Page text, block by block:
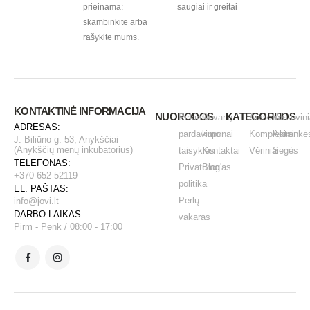
prieinama:
skambinkite arba
rašykite mums.
saugiai ir greitai
KONTAKTINĖ INFORMACIJA
ADRESAS:
J. Biliūno g. 53, Anykščiai
(Anykščių menų inkubatorius)
TELEFONAS:
+370 652 52119
EL. PAŠTAS:
info@jovi.lt
DARBO LAIKAS
Pirm - Penk / 08:00 - 17:00
NUORODOS
Pirkimo -
pardavimo
taisyklės
Privatumo
politika
Perlų
vakaras
Dovanų
kuponai
Kontaktai
Blog'as
KATEGORIJOS
Auskarai
Komplektai
VėriniaiSegės